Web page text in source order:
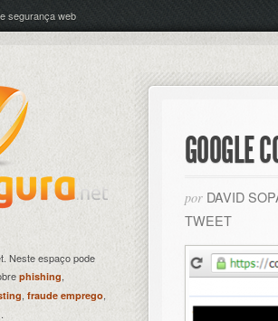
segurança web
GOOGLE
por DAVID
TWEET
Neste espaço pode
phishing,
fraude emprego,